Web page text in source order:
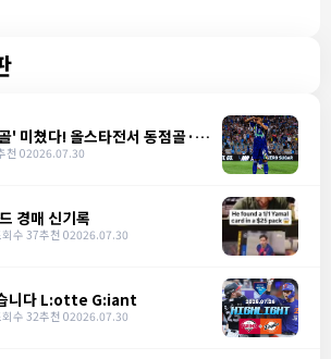
' 미쳤다! 올스타전서 동점골·역
천 02026.07.30
경매 신기록
수 37추천 02026.07.30
니다 L:otte G:iant
수 32추천 02026.07.30